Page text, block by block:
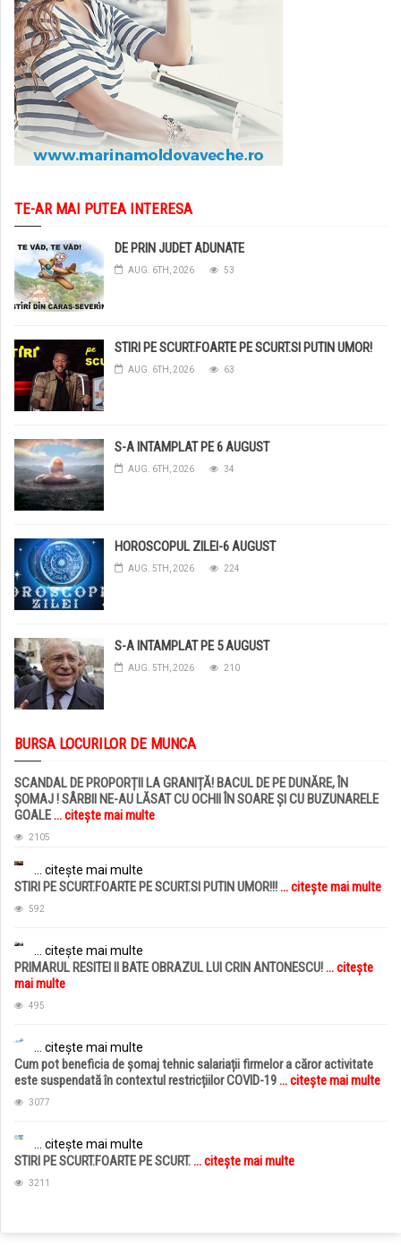
TE-AR MAI PUTEA INTERESA
DE PRIN JUDET ADUNATE
AUG. 6TH, 2026 53
STIRI PE SCURT.FOARTE PE SCURT.SI PUTIN UMOR!
AUG. 6TH, 2026 63
S-A INTAMPLAT PE 6 AUGUST
AUG. 6TH, 2026 34
HOROSCOPUL ZILEI-6 AUGUST
AUG. 5TH, 2026 224
S-A INTAMPLAT PE 5 AUGUST
AUG. 5TH, 2026 210
BURSA LOCURILOR DE MUNCA
SCANDAL DE PROPORȚII LA GRANIȚĂ! BACUL DE PE DUNĂRE, ÎN
ȘOMAJ ! SÂRBII NE-AU LĂSAT CU OCHII ÎN SOARE ȘI CU BUZUNARELE
GOALE... citește mai multe
2105
... citește mai multe
STIRI PE SCURT.FOARTE PE SCURT.SI PUTIN UMOR!!!... citește mai multe
592
... citește mai multe
PRIMARUL RESITEI II BATE OBRAZUL LUI CRIN ANTONESCU!... citește
mai multe
495
... citește mai multe
Cum pot beneficia de șomaj tehnic salariații firmelor a căror activitate
este suspendată în contextul restricțiilor COVID-19... citește mai multe
3077
... citește mai multe
STIRI PE SCURT.FOARTE PE SCURT.... citește mai multe
3211